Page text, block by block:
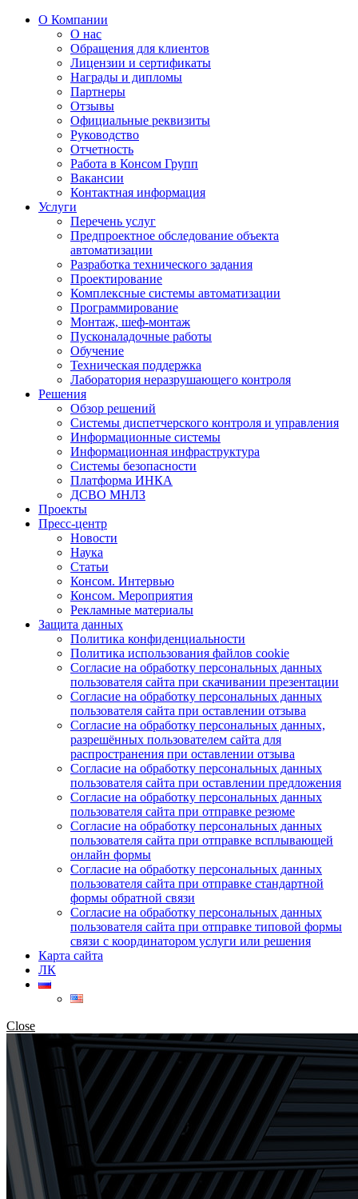
О Компании
О нас
Обращения для клиентов
Лицензии и сертификаты
Награды и дипломы
Партнеры
Отзывы
Официальные реквизиты
Руководство
Отчетность
Работа в Консом Групп
Вакансии
Контактная информация
Услуги
Перечень услуг
Предпроектное обследование объекта
автоматизации
Разработка технического задания
Проектирование
Комплексные системы автоматизации
Программирование
Монтаж, шеф-монтаж
Пусконаладочные работы
Обучение
Техническая поддержка
Лаборатория неразрушающего контроля
Решения
Обзор решений
Системы диспетчерского контроля и управления
Информационные системы
Информационная инфраструктура
Системы безопасности
Платформа ИНКА
ДСВО МНЛЗ
Проекты
Пресс-центр
Новости
Наука
Статьи
Консом. Интервью
Консом. Мероприятия
Рекламные материалы
Защита данных
Политика конфиденциальности
Политика использования файлов cookie
Согласие на обработку персональных данных
пользователя сайта при скачивании презентации
Согласие на обработку персональных данных
пользователя сайта при оставлении отзыва
Согласие на обработку персональных данных,
разрешённых пользователем сайта для
распространения при оставлении отзыва
Согласие на обработку персональных данных
пользователя сайта при оставлении предложения
Согласие на обработку персональных данных
пользователя сайта при отправке резюме
Согласие на обработку персональных данных
пользователя сайта при отправке всплывающей
онлайн формы
Согласие на обработку персональных данных
пользователя сайта при отправке стандартной
формы обратной связи
Согласие на обработку персональных данных
пользователя сайта при отправке типовой формы
связи с координатором услуги или решения
Карта сайта
ЛК
Close